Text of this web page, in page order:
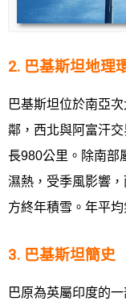
2. 巴基斯坦地理
巴基斯坦位於南亞
鄰，西北與阿富汗
長980公里。除南部
濕熱，受季風影響
方終年積雪。年平
3. 巴基斯坦簡史
巴原為英屬印度的